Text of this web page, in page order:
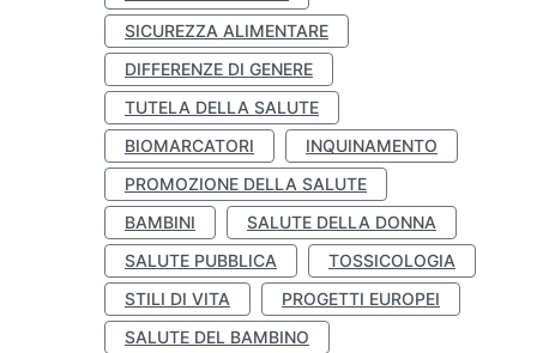
SICUREZZA ALIMENTARE
DIFFERENZE DI GENERE
TUTELA DELLA SALUTE
BIOMARCATORI
INQUINAMENTO
PROMOZIONE DELLA SALUTE
BAMBINI
SALUTE DELLA DONNA
SALUTE PUBBLICA
TOSSICOLOGIA
STILI DI VITA
PROGETTI EUROPEI
SALUTE DEL BAMBINO